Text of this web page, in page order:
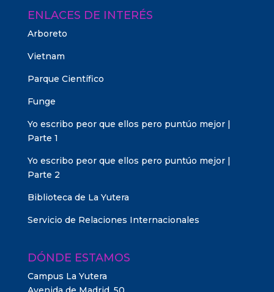
ENLACES DE INTERÉS
Arboreto
Vietnam
Parque Científico
Funge
Yo escribo peor que ellos pero puntúo mejor |
Parte 1
Yo escribo peor que ellos pero puntúo mejor |
Parte 2
Biblioteca de La Yutera
Servicio de Relaciones Internacionales
DÓNDE ESTAMOS
Campus La Yutera